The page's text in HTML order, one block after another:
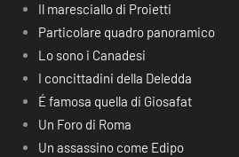
Il maresciallo di Proietti
Particolare quadro panoramico
Lo sono i Canadesi
I concittadini della Deledda
É famosa quella di Giosafat
Un Foro di Roma
Un assassino come Edipo